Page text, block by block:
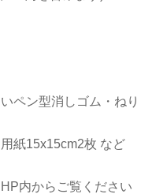
ペン型消しゴム・ねり
紙15x15cm2枚 など
内からご覧ください​